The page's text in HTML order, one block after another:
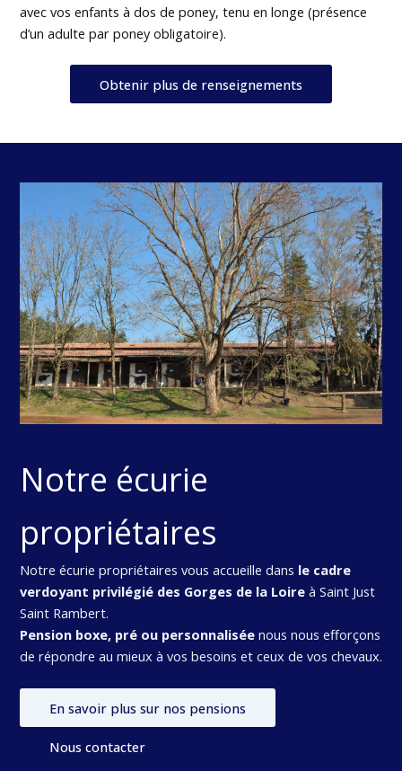
avec vos enfants à dos de poney, tenu en longe (présence
d’un adulte par poney obligatoire).
Obtenir plus de renseignements
Notre écurie
propriétaires
Notre écurie propriétaires vous accueille dans le cadre
verdoyant privilégié des Gorges de la Loireà Saint Just
Saint Rambert.
Pension boxe, pré ou personnaliséenous nous efforçons
de répondre au mieux à vos besoins et ceux de vos chevaux.
En savoir plus sur nos pensions
Nous contacter